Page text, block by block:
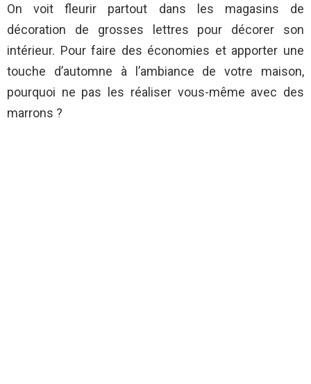
On voit fleurir partout dans les magasins de
décoration de grosses lettres pour décorer son
intérieur. Pour faire des économies et apporter une
touche d’automne à l’ambiance de votre maison,
pourquoi ne pas les réaliser vous-même avec des
marrons ?